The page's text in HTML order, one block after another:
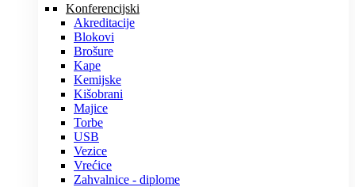
Konferencijski
Akreditacije
Blokovi
Brošure
Kape
Kemijske
Kišobrani
Majice
Torbe
USB
Vezice
Vrećice
Zahvalnice - diplome